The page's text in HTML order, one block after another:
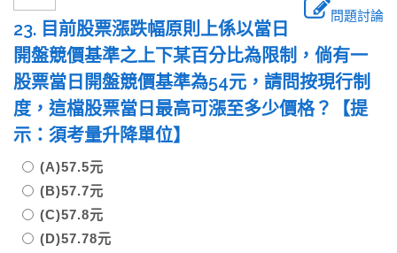
問題討論
23. 目前股票漲跌幅原則上係以當日
開盤競價基準之上下某百分比為限制，倘有一
股票當日開盤競價基準為54元，請問按現行制
度，這檔股票當日最高可漲至多少價格？【提
示：須考量升降單位】
(A)57.5元
(B)57.7元
(C)57.8元
(D)57.78元